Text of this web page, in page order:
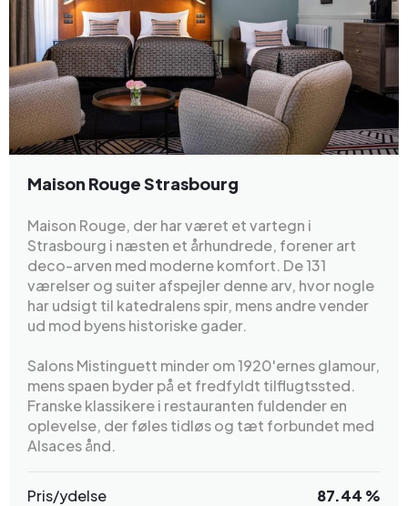
Maison Rouge Strasbourg
Maison Rouge, der har været et vartegn i
Strasbourg i næsten et århundrede, forener art
deco-arven med moderne komfort. De 131
værelser og suiter afspejler denne arv, hvor nogle
har udsigt til katedralens spir, mens andre vender
ud mod byens historiske gader.
Salons Mistinguett minder om 1920'ernes glamour,
mens spaen byder på et fredfyldt tilflugtssted.
Franske klassikere i restauranten fuldender en
oplevelse, der føles tidløs og tæt forbundet med
Alsaces ånd.
Pris/ydelse 87.44 %